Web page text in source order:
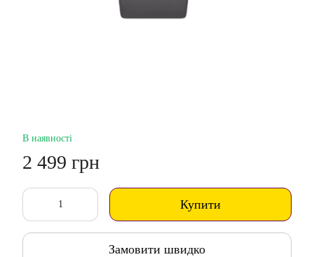
В наявності
2 499 грн
Купити
Замовити швидко